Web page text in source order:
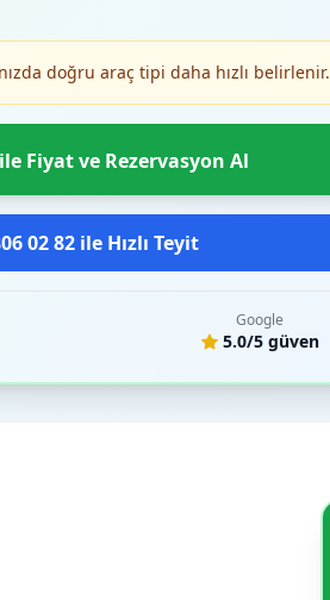
doğru araç tipi daha hızlı belirlenir.
Fiyat ve Rezervasyon Al
02 82 ile Hızlı Teyit
Google
5.0/5 güven